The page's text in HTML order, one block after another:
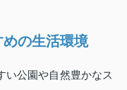
の生活環境
い公園や自然豊かなス